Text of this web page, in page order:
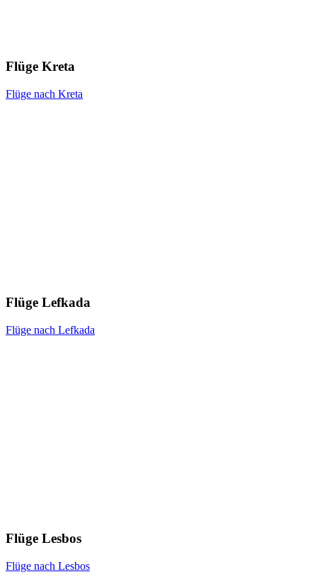
Flüge Kreta
Flüge nach Kreta
Flüge Lefkada
Flüge nach Lefkada
Flüge Lesbos
Flüge nach Lesbos